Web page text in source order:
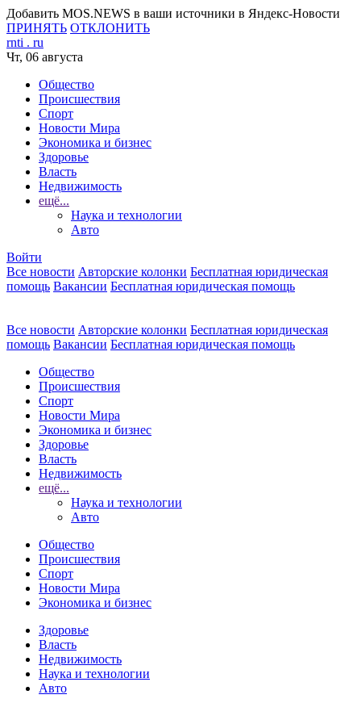
Добавить MOS.NEWS в ваши источники в Яндекс-Новости
ПРИНЯТЬ ОТКЛОНИТЬ
rnti . ru
Чт, 06 августа
Общество
Происшествия
Спорт
Новости Мира
Экономика и бизнес
Здоровье
Власть
Недвижимость
ещё...
Наука и технологии
Авто
Войти
Все новости Авторские колонки Бесплатная юридическая
помощь Вакансии Бесплатная юридическая помощь
Все новости Авторские колонки Бесплатная юридическая
помощь Вакансии Бесплатная юридическая помощь
Общество
Происшествия
Спорт
Новости Мира
Экономика и бизнес
Здоровье
Власть
Недвижимость
ещё...
Наука и технологии
Авто
Общество
Происшествия
Спорт
Новости Мира
Экономика и бизнес
Здоровье
Власть
Недвижимость
Наука и технологии
Авто